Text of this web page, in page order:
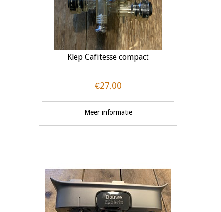
Klep Cafitesse compact
€27,00
Meer informatie